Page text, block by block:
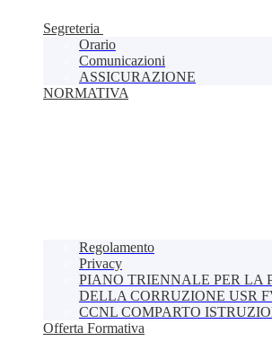
Segreteria
Orario
Comunicazioni
ASSICURAZIONE
NORMATIVA
Regolamento
Privacy
PIANO TRIENNALE PER LA
DELLA CORRUZIONE USR
CCNL COMPARTO
Offerta Formativa